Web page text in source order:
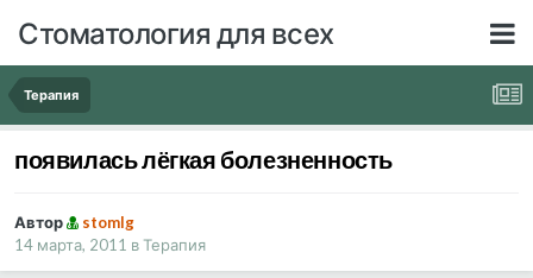
Стоматология для всех
Терапия
появилась лёгкая болезненность
Автор
stomlg
14 марта, 2011 вТерапия